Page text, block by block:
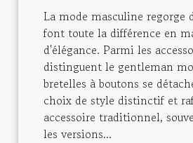
La mode masculine regorge
font toute la différence en
d'élégance. Parmi les
distinguent le gentleman
bretelles à boutons se
choix de style distinctif et
accessoire traditionnel,
les versions...